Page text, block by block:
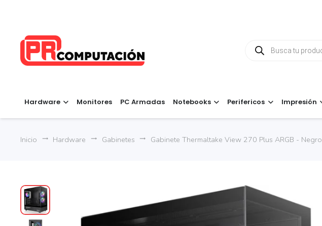
Búsqueda
de
Hardware Monitores PC Armadas Notebooks Perifericos Impresión
Inicio trending_flat Hardware trending_flat Gabinetes trending_flat Gabinete Thermaltake View 270 Plus ARGB - Negro